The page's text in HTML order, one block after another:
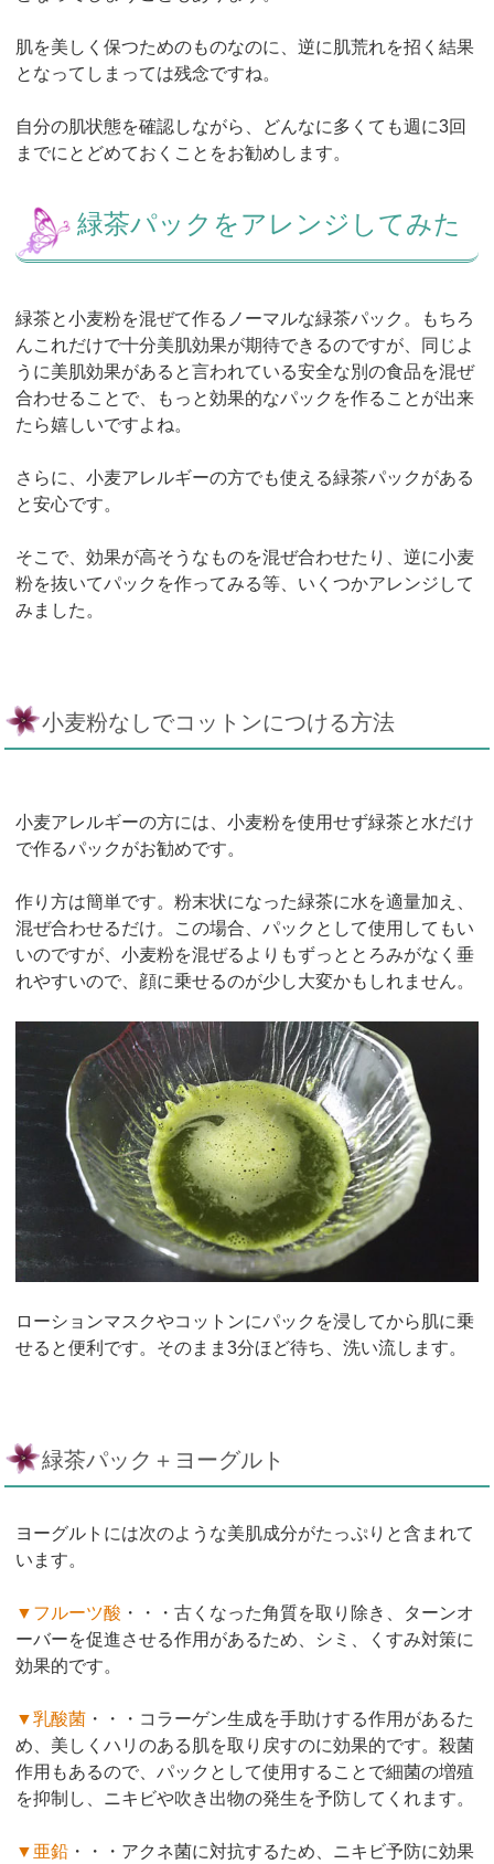
肌を美しく保つためのものなのに、逆に肌荒れを招く結果
となってしまっては残念ですね。
自分の肌状態を確認しながら、どんなに多くても週に3回
までにとどめておくことをお勧めします。
緑茶パックをアレンジしてみた
緑茶と小麦粉を混ぜて作るノーマルな緑茶パック。もちろ
んこれだけで十分美肌効果が期待できるのですが、同じよ
うに美肌効果があると言われている安全な別の食品を混ぜ
合わせることで、もっと効果的なパックを作ることが出来
たら嬉しいですよね。
さらに、小麦アレルギーの方でも使える緑茶パックがある
と安心です。
そこで、効果が高そうなものを混ぜ合わせたり、逆に小麦
粉を抜いてパックを作ってみる等、いくつかアレンジして
みました。
小麦粉なしでコットンにつける方法
小麦アレルギーの方には、小麦粉を使用せず緑茶と水だけ
で作るパックがお勧めです。
作り方は簡単です。粉末状になった緑茶に水を適量加え、
混ぜ合わせるだけ。この場合、パックとして使用してもい
いのですが、小麦粉を混ぜるよりもずっととろみがなく垂
れやすいので、顔に乗せるのが少し大変かもしれません。
ローションマスクやコットンにパックを浸してから肌に乗
せると便利です。そのまま3分ほど待ち、洗い流します。
緑茶パック＋ヨーグルト
ヨーグルトには次のような美肌成分がたっぷりと含まれて
います。
▼フルーツ酸 ・・・古くなった角質を取り除き、ターンオ
ーバーを促進させる作用があるため、シミ、くすみ対策に
効果的です。
▼乳酸菌 ・・・コラーゲン生成を手助けする作用があるた
め、美しくハリのある肌を取り戻すのに効果的です。殺菌
作用もあるので、パックとして使用することで細菌の増殖
を抑制し、ニキビや吹き出物の発生を予防してくれます。
▼亜鉛 ・・・アクネ菌に対抗するため、ニキビ予防に効果